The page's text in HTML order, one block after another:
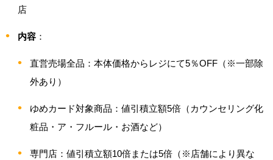
店
内容：
直営売場全品：本体価格からレジにて5％OFF（※一部除
外あり）
ゆめカード対象商品：値引積立額5倍（カウンセリング化
粧品・ア・フルール・お酒など）
専門店：値引積立額10倍または5倍（※店舗により異な